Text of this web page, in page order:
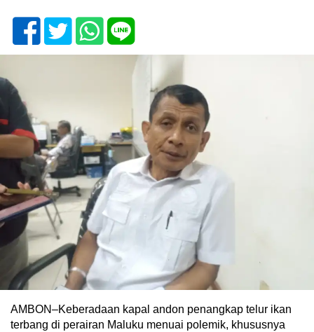
AMBON–Keberadaan kapal andon penangkap telur ikan
terbang di perairan Maluku menuai polemik, khususnya